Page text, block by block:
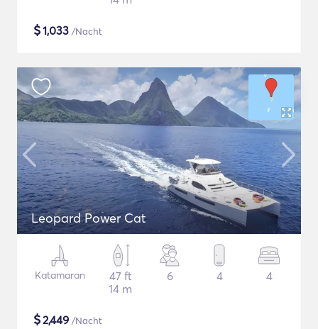
$1,033 /Nacht
Leopard Power Cat
Katamaran
47 ft
14 m
6 4 4
$2,449 /Nacht